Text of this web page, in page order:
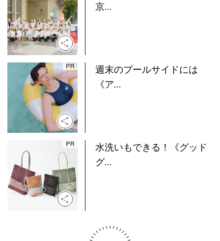
京...
週末のプールサイドには
《ア...
水洗いもできる！《グッド
グ...